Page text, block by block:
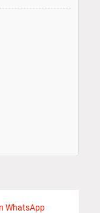
WhatsApp